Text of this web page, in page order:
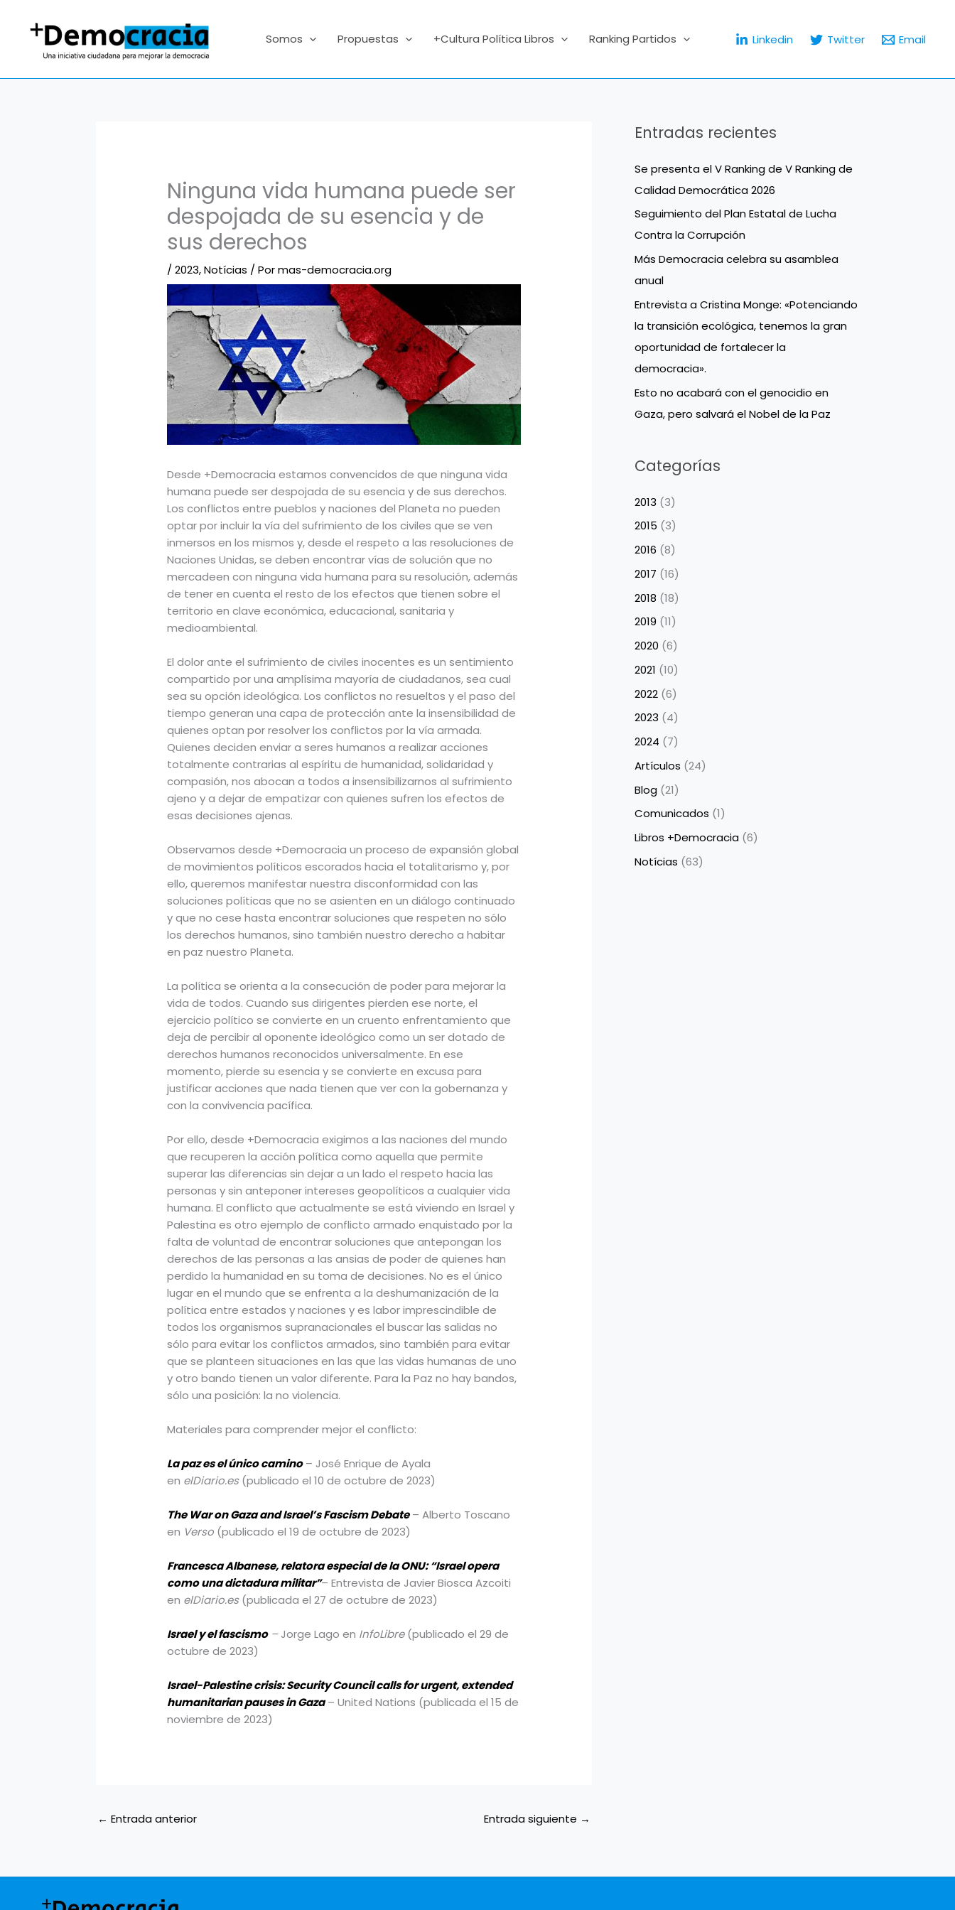
contenido
Somos Propuestas +Cultura Política Libros Ranking Partidos Linkedin Twitter Email
Ninguna vida humana puede ser
despojada de su esencia y de
sus derechos
/2023,Notícias / Pormas-democracia.org
Desde +Democracia estamos convencidos de que ninguna vida
humana puede ser despojada de su esencia y de sus derechos.
Los conflictos entre pueblos y naciones del Planeta no pueden
optar por incluir la vía del sufrimiento de los civiles que se ven
inmersos en los mismos y, desde el respeto a las resoluciones de
Naciones Unidas, se deben encontrar vías de solución que no
mercadeen con ninguna vida humana para su resolución, además
de tener en cuenta el resto de los efectos que tienen sobre el
territorio en clave económica, educacional, sanitaria y
medioambiental.
El dolor ante el sufrimiento de civiles inocentes es un sentimiento
compartido por una amplísima mayoría de ciudadanos, sea cual
sea su opción ideológica. Los conflictos no resueltos y el paso del
tiempo generan una capa de protección ante la insensibilidad de
quienes optan por resolver los conflictos por la vía armada.
Quienes deciden enviar a seres humanos a realizar acciones
totalmente contrarias al espíritu de humanidad, solidaridad y
compasión, nos abocan a todos a insensibilizarnos al sufrimiento
ajeno y a dejar de empatizar con quienes sufren los efectos de
esas decisiones ajenas.
Observamos desde +Democracia un proceso de expansión global
de movimientos políticos escorados hacia el totalitarismo y, por
ello, queremos manifestar nuestra disconformidad con las
soluciones políticas que no se asienten en un diálogo continuado
y que no cese hasta encontrar soluciones que respeten no sólo
los derechos humanos, sino también nuestro derecho a habitar
en paz nuestro Planeta.
La política se orienta a la consecución de poder para mejorar la
vida de todos. Cuando sus dirigentes pierden ese norte, el
ejercicio político se convierte en un cruento enfrentamiento que
deja de percibir al oponente ideológico como un ser dotado de
derechos humanos reconocidos universalmente. En ese
momento, pierde su esencia y se convierte en excusa para
justificar acciones que nada tienen que ver con la gobernanza y
con la convivencia pacífica.
Por ello, desde +Democracia exigimos a las naciones del mundo
que recuperen la acción política como aquella que permite
superar las diferencias sin dejar a un lado el respeto hacia las
personas y sin anteponer intereses geopolíticos a cualquier vida
humana. El conflicto que actualmente se está viviendo en Israel y
Palestina es otro ejemplo de conflicto armado enquistado por la
falta de voluntad de encontrar soluciones que antepongan los
derechos de las personas a las ansias de poder de quienes han
perdido la humanidad en su toma de decisiones. No es el único
lugar en el mundo que se enfrenta a la deshumanización de la
política entre estados y naciones y es labor imprescindible de
todos los organismos supranacionales el buscar las salidas no
sólo para evitar los conflictos armados, sino también para evitar
que se planteen situaciones en las que las vidas humanas de uno
y otro bando tienen un valor diferente. Para la Paz no hay bandos,
sólo una posición: la no violencia.
Materiales para comprender mejor el conflicto:
La paz es el único camino– José Enrique de Ayala
en elDiario.es(publicado el 10 de octubre de 2023)
The War on Gaza and Israel’s Fascism Debate– Alberto Toscano
en Verso(publicado el 19 de octubre de 2023)
Francesca Albanese, relatora especial de la ONU: “Israel opera
como una dictadura militar”– Entrevista de Javier Biosca Azcoiti
en elDiario.es(publicada el 27 de octubre de 2023)
Israel y el fascismo–Jorge Lago en InfoLibre(publicado el 29 de
octubre de 2023)
Israel-Palestine crisis: Security Council calls for urgent, extended
humanitarian pauses in Gaza– United Nations (publicada el 15 de
noviembre de 2023)
← Entrada anterior Entrada siguiente →
Entradas recientes
Se presenta el V Ranking de V Ranking de
Calidad Democrática 2026
Seguimiento del Plan Estatal de Lucha
Contra la Corrupción
Más Democracia celebra su asamblea
anual
Entrevista a Cristina Monge: «Potenciando
la transición ecológica, tenemos la gran
oportunidad de fortalecer la
democracia».
Esto no acabará con el genocidio en
Gaza, pero salvará el Nobel de la Paz
Categorías
2013 (3)
2015 (3)
2016 (8)
2017 (16)
2018 (18)
2019 (11)
2020 (6)
2021 (10)
2022 (6)
2023 (4)
2024 (7)
Artículos (24)
Blog (21)
Comunicados (1)
Libros +Democracia (6)
Notícias (63)